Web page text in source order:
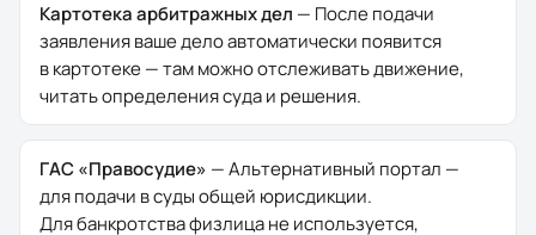
Картотека арбитражных дел — После подачи
заявления ваше дело автоматически появится
в картотеке — там можно отслеживать движение,
читать определения суда и решения.
ГАС «Правосудие» —Альтернативный портал —
для подачи в суды общей юрисдикции.
Для банкротства физлица не используется,